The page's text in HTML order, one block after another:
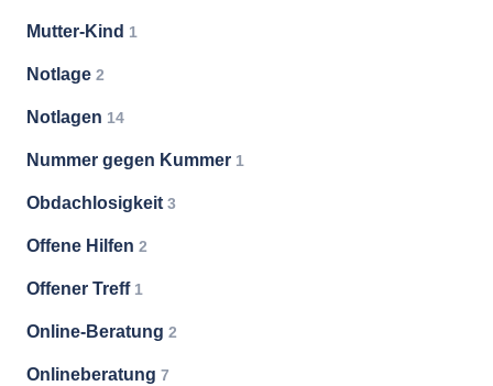
Mutter-Kind 1
Notlage 2
Notlagen 14
Nummer gegen Kummer 1
Obdachlosigkeit 3
Offene Hilfen 2
Offener Treff 1
Online-Beratung 2
Onlineberatung 7